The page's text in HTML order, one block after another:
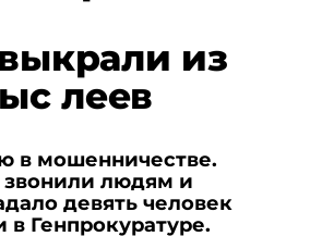
из
леев
в мошенничестве.
звонили людям и
девять человек
Генпрокуратуре.